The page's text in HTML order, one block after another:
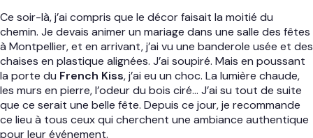
Ce soir-là, j’ai compris que le décor faisait la moitié du
chemin. Je devais animer un mariage dans une salle des fêtes
à Montpellier, et en arrivant, j’ai vu une banderole usée et des
chaises en plastique alignées. J’ai soupiré. Mais en poussant
la porte du French Kiss, j’ai eu un choc. La lumière chaude,
les murs en pierre, l’odeur du bois ciré… J’ai su tout de suite
que ce serait une belle fête. Depuis ce jour, je recommande
ce lieu à tous ceux qui cherchent une ambiance authentique
pour leur événement.